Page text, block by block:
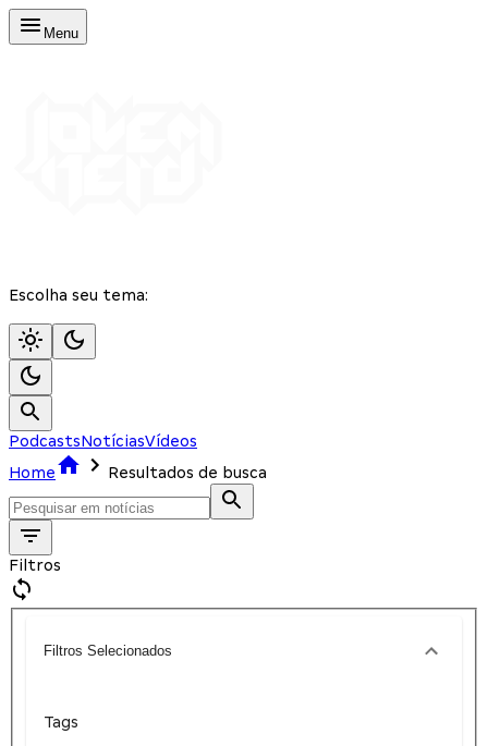
Menu
Escolha seu tema:
PodcastsNotíciasVídeos
Home
Resultados de busca
Filtros
Filtros Selecionados
Tags